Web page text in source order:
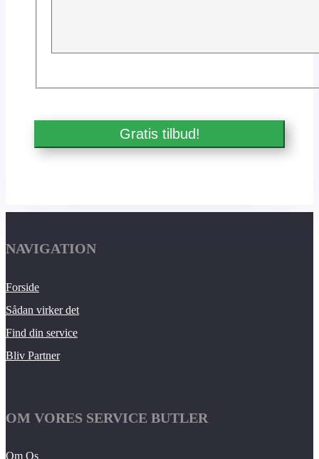
NAVIGATION
Forside
Sådan virker det
Find din service
Bliv Partner
OM VORES SERVICE BUTLER
Om Os